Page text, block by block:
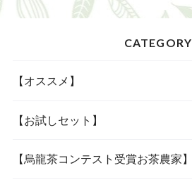
CATEGORY
【オススメ】
「当店人気の四種」
「女性に人気の三種」
【お試しセット】
【烏龍茶コンテスト受賞お茶農家】